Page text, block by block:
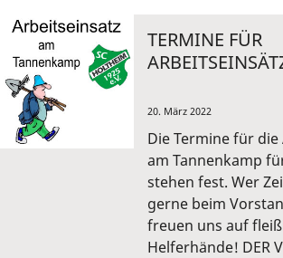
TERMINE FÜR
20. März 2022
Die Termine für
am Tannenkamp
stehen fest. Wer
gerne beim
freuen uns auf
Helferhände! DER